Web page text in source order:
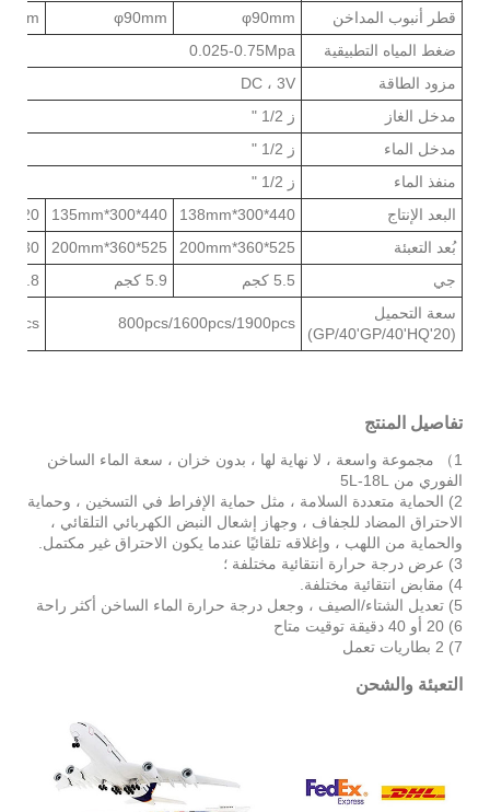
قطر أنبوب المداخن
φ90mm
φ90mm
ضغط المياه التطبيقية
0.025-0.75Mpa
مزود الطاقة
DC ، 3V
مدخل الغاز
ز 1/2 "
مدخل الماء
ز 1/2 "
منفذ الماء
ز 1/2 "
البعد الإنتاج
440*300*138mm
440*300*135mm
520*320*168mm
بُعد التعبئة
525*360*200mm
525*360*200mm
630*370*225mm
جي
5.5 كجم 5.9 كجم
7.8 كجم
سعة التحميل
(20'GP/40'GP/40'HQ)
800pcs/1600pcs/1900pcs
تفاصيل المنتج
1） مجموعة واسعة ، لا نهاية لها ، بدون خزان ، سعة الماء الساخن
الفوري من 5L-18L
2) الحماية متعددة السلامة ، مثل حماية الإفراط في التسخين ، وحماية
الاحتراق المضاد للجفاف ، وجهاز إشعال النبض الكهربائي التلقائي ،
والحماية من اللهب ، وإغلاقه تلقائيًا عندما يكون الاحتراق غير مكتمل.
3) عرض درجة حرارة انتقائية مختلفة ؛
4) مقابض انتقائية مختلفة.
5) تعديل الشتاء/الصيف ، وجعل درجة حرارة الماء الساخن أكثر راحة
6) 20 أو 40 دقيقة توقيت متاح
7) 2 بطاريات تعمل
التعبئة والشحن